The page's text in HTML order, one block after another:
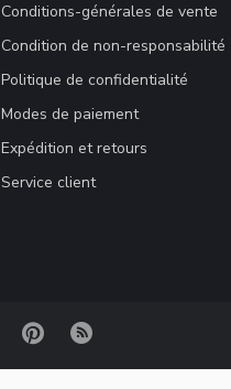
Conditions-générales de vente
Condition de non-responsabilité
Politique de confidentialité
Modes de paiement
Expédition et retours
Service client